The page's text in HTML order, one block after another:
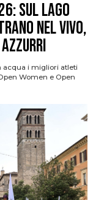
sul Lago
nel vivo,
acqua i migliori atleti
Women e Open